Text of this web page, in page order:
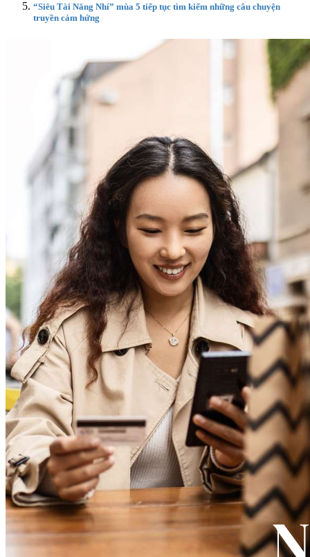
“Siêu Tài Năng Nhí” mùa 5 tiếp tục tìm kiếm những câu chuyện
truyền cảm hứng